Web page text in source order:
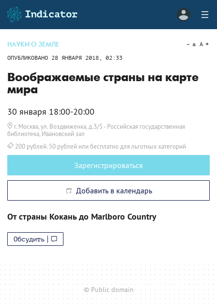
НАУКИ О ЗЕМЛЕ
ОПУБЛИКОВАНО 28 ЯНВАРЯ 2018, 02:33
a A
Воображаемые страны на карте
мира
30 января 18:00-20:00
г. Москва, ул. Воздвиженка, д.3/5 - Российская государственная
библиотека, Ивановский зал
200 рублей. 50 рублей или бесплатно для льготных категорий
Зарегистрироваться
Добавить в календарь
От страны Кокань до Marlboro Country
Обсудить
© Public domain